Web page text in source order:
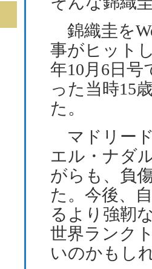
錦織圭を
事がヒット
年10月6日
った当時15
た。
マドリー
エル・ナダ
がらも、負
た。今後、
るより強靭
世界ランク
いのかもし